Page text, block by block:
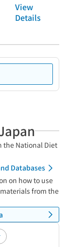
View
Details
the National Diet
Databases
on how to use
from the